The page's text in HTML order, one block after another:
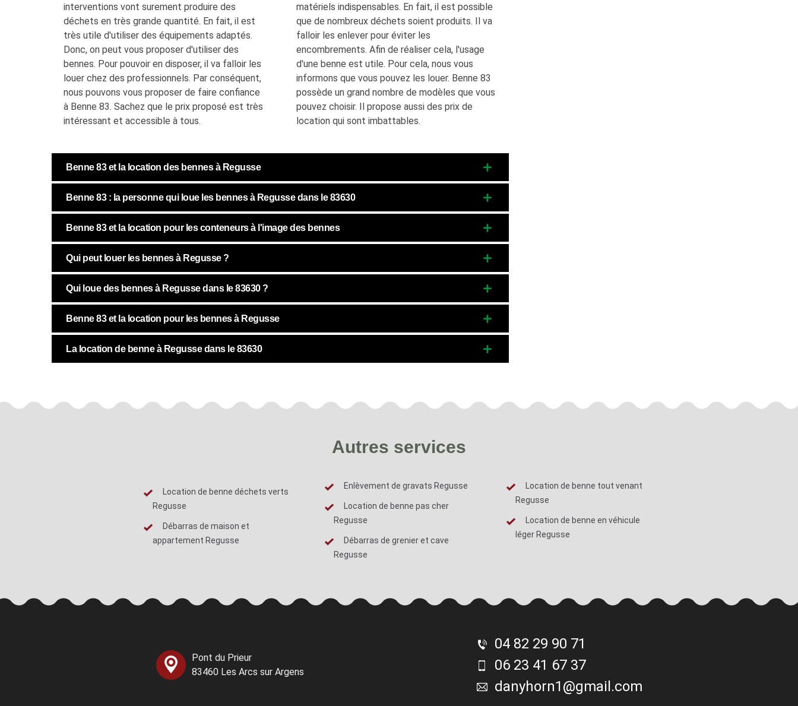
interventions vont surement produire des
déchets en très grande quantité. En fait, il est
très utile d'utiliser des équipements adaptés.
Donc, on peut vous proposer d'utiliser des
bennes. Pour pouvoir en disposer, il va falloir les
louer chez des professionnels. Par conséquent,
nous pouvons vous proposer de faire confiance
à Benne 83. Sachez que le prix proposé est très
intéressant et accessible à tous.
matériels indispensables. En fait, il est possible
que de nombreux déchets soient produits. Il va
falloir les enlever pour éviter les
encombrements. Afin de réaliser cela, l'usage
d'une benne est utile. Pour cela, nous vous
informons que vous pouvez les louer. Benne 83
possède un grand nombre de modèles que vous
pouvez choisir. Il propose aussi des prix de
location qui sont imbattables.
Benne 83 et la location des bennes à Regusse
Benne 83 : la personne qui loue les bennes à Regusse dans le 83630
Benne 83 et la location pour les conteneurs à l'image des bennes
Qui peut louer les bennes à Regusse ?
Qui loue des bennes à Regusse dans le 83630 ?
Benne 83 et la location pour les bennes à Regusse
La location de benne à Regusse dans le 83630
Autres services
Location de benne déchets verts
Regusse
Débarras de maison et
appartement Regusse
Enlèvement de gravats Regusse
Location de benne pas cher
Regusse
Débarras de grenier et cave
Regusse
Location de benne tout venant
Regusse
Location de benne en véhicule
léger Regusse
Pont du Prieur
83460 Les Arcs sur Argens
04 82 29 90 71
06 23 41 67 37
danyhorn1@gmail.com